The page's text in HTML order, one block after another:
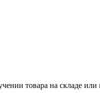
товара на складе или